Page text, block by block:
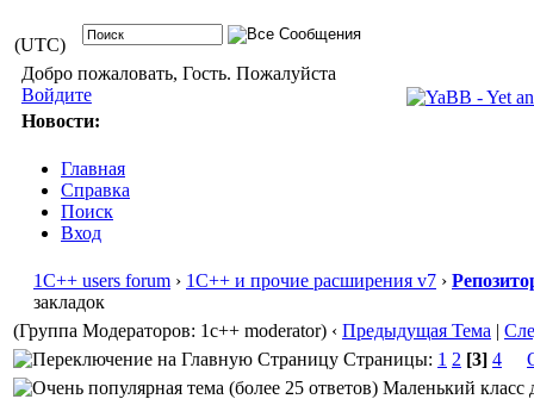
(UTC)
Добро пожаловать, Гость. Пожалуйста
Войдите
Новости:
Главная
Справка
Поиск
Вход
1С++ users forum › 1С++ и прочие расширения v7 ›
закладок
(Группа Модераторов: 1c++ moderator) ‹ Предыдущая Тема |
Страницы: 1 2 [3] 4
Маленький класс